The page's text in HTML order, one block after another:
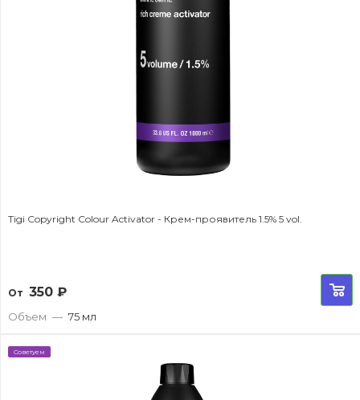
Tigi Copyright Colour Activator - Крем-проявитель 1.5% 5 vol.
От 350 ₽
Объем — 75 мл
Советуем